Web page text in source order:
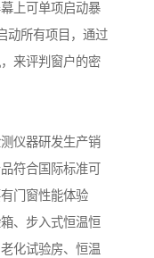
上可单项启动暴
动所有项目，通过
来评判窗户的密
仪器研发生产销
符合国际标准可
门窗性能体验
、步入式恒温恒
化试验房、恒温